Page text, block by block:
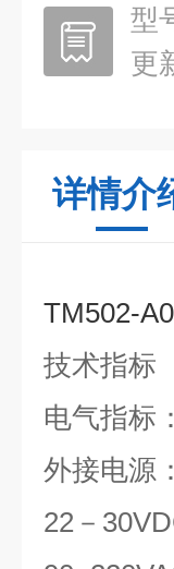
型
更
详情介
TM502-
技术指标
电气指标：
外接电源：
22－